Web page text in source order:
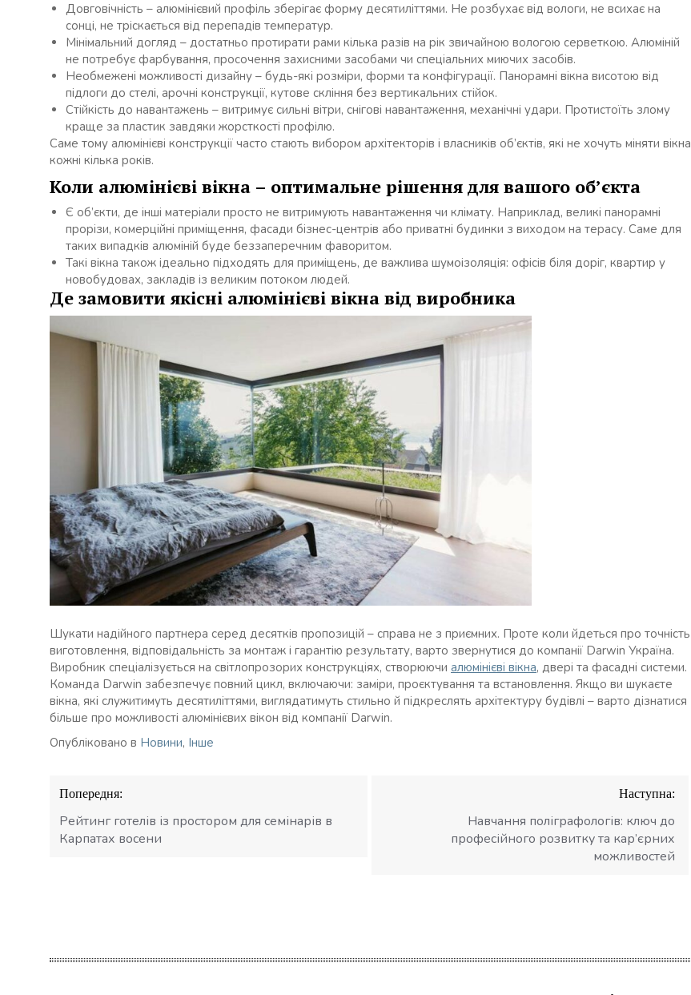
Довговічність – алюмінієвий профіль зберігає форму десятиліттями. Не розбухає від вологи, не всихає на
сонці, не тріскається від перепадів температур.
Мінімальний догляд – достатньо протирати рами кілька разів на рік звичайною вологою серветкою. Алюміній
не потребує фарбування, просочення захисними засобами чи спеціальних миючих засобів.
Необмежені можливості дизайну – будь-які розміри, форми та конфігурації. Панорамні вікна висотою від
підлоги до стелі, арочні конструкції, кутове скління без вертикальних стійок.
Стійкість до навантажень – витримує сильні вітри, снігові навантаження, механічні удари. Протистоїть злому
краще за пластик завдяки жорсткості профілю.
Саме тому алюмінієві конструкції часто стають вибором архітекторів і власників об’єктів, які не хочуть міняти вікна
кожні кілька років.
Коли алюмінієві вікна – оптимальне рішення для вашого об’єкта
Є об’єкти, де інші матеріали просто не витримують навантаження чи клімату. Наприклад, великі панорамні
прорізи, комерційні приміщення, фасади бізнес-центрів або приватні будинки з виходом на терасу. Саме для
таких випадків алюміній буде беззаперечним фаворитом.
Такі вікна також ідеально підходять для приміщень, де важлива шумоізоляція: офісів біля доріг, квартир у
новобудовах, закладів із великим потоком людей.
Де замовити якісні алюмінієві вікна від виробника
Шукати надійного партнера серед десятків пропозицій – справа не з приємних. Проте коли йдеться про точність
виготовлення, відповідальність за монтаж і гарантію результату, варто звернутися до компанії Darwin Україна.
Виробник спеціалізується на світлопрозорих конструкціях, створюючи алюмінієві вікна, двері та фасадні системи.
Команда Darwin забезпечує повний цикл, включаючи: заміри, проєктування та встановлення. Якщо ви шукаєте
вікна, які служитимуть десятиліттями, виглядатимуть стильно й підкреслять архітектуру будівлі – варто дізнатися
більше про можливості алюмінієвих вікон від компанії Darwin.
Опубліковано в Новини, Інше
Навігація
записів
Попередня:
Рейтинг готелів із простором для семінарів в
Карпатах восени
Наступна:
Навчання поліграфологів: ключ до
професійного розвитку та кар’єрних
можливостей